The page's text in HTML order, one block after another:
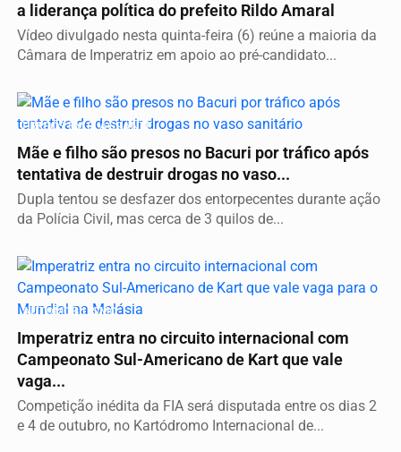
a liderança política do prefeito Rildo Amaral
Vídeo divulgado nesta quinta-feira (6) reúne a maioria da
Câmara de Imperatriz em apoio ao pré-candidato...
PRESOS EM FLAGRANTE
Mãe e filho são presos no Bacuri por tráfico após
tentativa de destruir drogas no vaso...
Dupla tentou se desfazer dos entorpecentes durante ação
da Polícia Civil, mas cerca de 3 quilos de...
AUTOMOBILISMO
Imperatriz entra no circuito internacional com
Campeonato Sul-Americano de Kart que vale
vaga...
Competição inédita da FIA será disputada entre os dias 2
e 4 de outubro, no Kartódromo Internacional de...